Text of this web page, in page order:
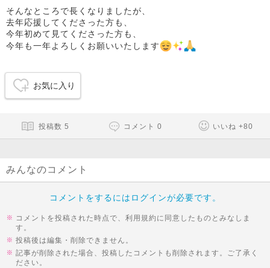
そんなところで長くなりましたが、
去年応援してくださった方も、
今年初めて見てくださった方も、
今年も一年よろしくお願いいたします
お気に入り
投稿数 5 コメント 0 いいね +80
みんなのコメント
コメントをするにはログインが必要です。
コメントを投稿された時点で、利用規約に同意したものとみなしま
す。
投稿後は編集・削除できません。
記事が削除された場合、投稿したコメントも削除されます。ご了承く
ださい。